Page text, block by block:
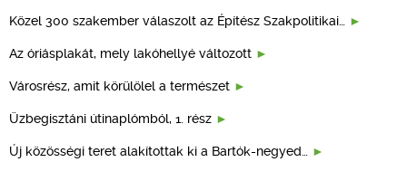
Közel 300 szakember válaszolt az Építész Szakpolitikai…
Az óriásplakát, mely lakóhellyé változott
Városrész, amit körülölel a természet
Üzbegisztáni útinaplómból, 1. rész
Új közösségi teret alakítottak ki a Bartók-negyed…